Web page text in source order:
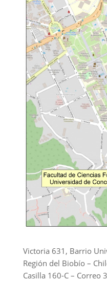
Victoria 631, Barrio
Región del Biobío –
Casilla 160-C – Correo 3